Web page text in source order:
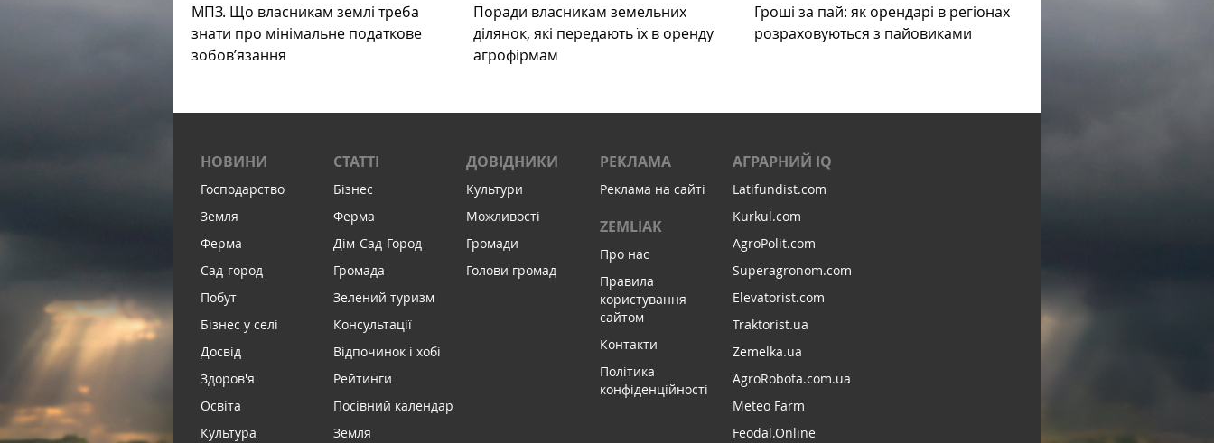
МПЗ. Що власникам землі треба
знати про мінімальне податкове
зобов’язання
Поради власникам земельних
ділянок, які передають їх в оренду
агрофірмам
Гроші за пай: як орендарі в регіонах
розраховуються з пайовиками
НОВИНИ
Господарство
Земля
Ферма
Сад-город
Побут
Бізнес у селі
Досвід
Здоров'я
Освіта
Культура
СТАТТІ
Бізнес
Ферма
Дім-Сад-Город
Громада
Зелений туризм
Консультації
Відпочинок і хобі
Рейтинги
Посівний календар
Земля
ДОВІДНИКИ
Культури
Можливості
Громади
Голови громад
РЕКЛАМА
Реклама на сайті
ZEMLIAK
Про нас
Правила
користування
сайтом
Контакти
Політика
конфіденційності
АГРАРНИЙ IQ
Latifundist.com
Kurkul.com
AgroPolit.com
Superagronom.com
Elevatorist.com
Traktorist.ua
Zemelka.ua
AgroRobota.com.ua
Meteo Farm
Feodal.Online